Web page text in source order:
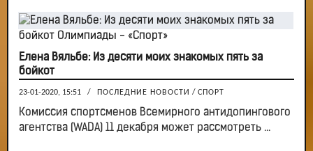
Елена Вяльбе: Из десяти моих знакомых пять за
бойкот
23-01-2020, 15:51 / ПОСЛЕДНИЕ НОВОСТИ / СПОРТ
Комиссия спортсменов Всемирного антидопингового
агентства (WADA) 11 декабря может рассмотреть ...